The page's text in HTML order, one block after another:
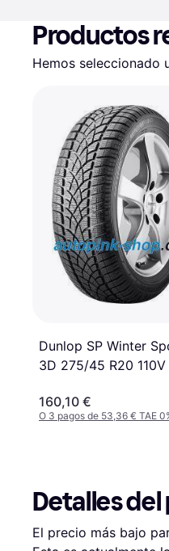
Productos
Hemos seleccionado
Dunlop SP Winter
3D 275/45 R20 110V
160,10 €
O 3 pagos de 53,36 € TAE
Detalles
El precio más bajo